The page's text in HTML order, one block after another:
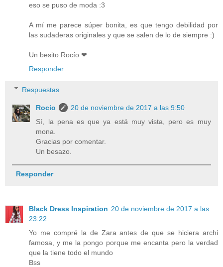
eso se puso de moda :3
A mí me parece súper bonita, es que tengo debilidad por
las sudaderas originales y que se salen de lo de siempre :)
Un besito Rocío ❤
Responder
Respuestas
Rocio
20 de noviembre de 2017 a las 9:50
Sí, la pena es que ya está muy vista, pero es muy
mona.
Gracias por comentar.
Un besazo.
Responder
Black Dress Inspiration 20 de noviembre de 2017 a las
23:22
Yo me compré la de Zara antes de que se hiciera archi
famosa, y me la pongo porque me encanta pero la verdad
que la tiene todo el mundo
Bss